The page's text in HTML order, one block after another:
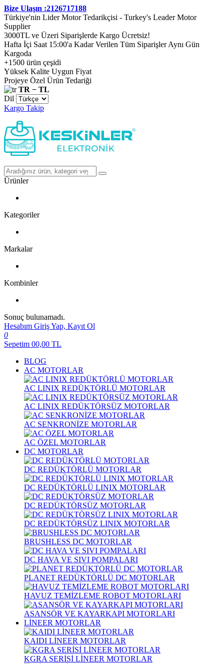
Bize Ulaşın :2126717188
Türkiye'nin Lider Motor Tedarikçisi - Turkey's Leader Motor
Supplier
3000TL ve Üzeri Siparişlerde Kargo Ücretsiz!
Hafta İçi Saat 15:00'a Kadar Verilen Tüm Siparişler Aynı Gün
Kargoda
+1500 ürün çeşidi
Yüksek Kalite Uygun Fiyat
Projeye Özel Ürün Tedariği
TR − TL
Dil
Kargo Takip
Ürünler
Kategoriler
Markalar
Kombinler
Sonuç bulunamadı.
Hesabım Giriş Yap, Kayıt Ol
0
Sepetim 00,00 TL
BLOG
AC MOTORLAR
AC LINIX REDÜKTÖRLÜ MOTORLAR
AC LINIX REDÜKTÖRSÜZ MOTORLAR
AC SENKRONİZE MOTORLAR
AC ÖZEL MOTORLAR
DC MOTORLAR
DC REDÜKTÖRLÜ MOTORLAR
DC REDÜKTÖRLÜ LINIX MOTORLAR
DC REDÜKTÖRSÜZ MOTORLAR
DC REDÜKTÖRSÜZ LINIX MOTORLAR
BRUSHLESS DC MOTORLAR
DC HAVA VE SIVI POMPALARI
PLANET REDÜKTÖRLÜ DC MOTORLAR
HAVUZ TEMİZLEME ROBOT MOTORLARI
ASANSÖR VE KAYARKAPI MOTORLARI
LİNEER MOTORLAR
KAIDI LİNEER MOTORLAR
KGRA SERİSİ LİNEER MOTORLAR